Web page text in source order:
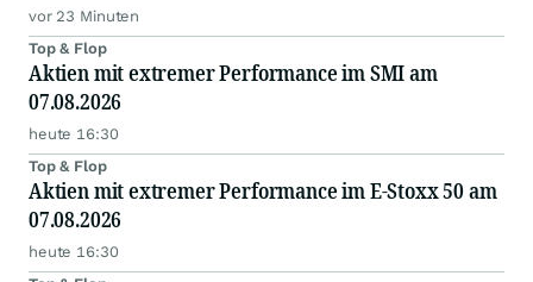
vor 23 Minuten
Top & Flop
Aktien mit extremer Performance im SMI am
07.08.2026
heute 16:30
Top & Flop
Aktien mit extremer Performance im E-Stoxx 50 am
07.08.2026
heute 16:30